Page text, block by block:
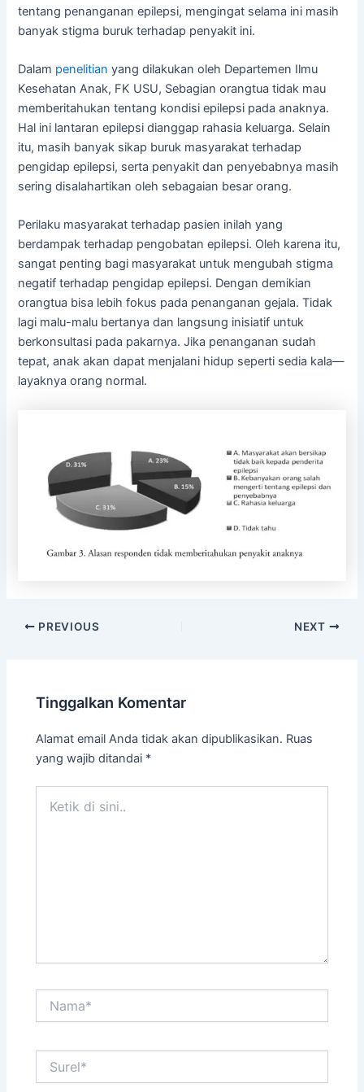
tentang penanganan epilepsi, mengingat selama ini masih
banyak stigma buruk terhadap penyakit ini.
Dalam penelitian yang dilakukan oleh Departemen Ilmu
Kesehatan Anak, FK USU, Sebagian orangtua tidak mau
memberitahukan tentang kondisi epilepsi pada anaknya.
Hal ini lantaran epilepsi dianggap rahasia keluarga. Selain
itu, masih banyak sikap buruk masyarakat terhadap
pengidap epilepsi, serta penyakit dan penyebabnya masih
sering disalahartikan oleh sebagaian besar orang.
Perilaku masyarakat terhadap pasien inilah yang
berdampak terhadap pengobatan epilepsi. Oleh karena itu,
sangat penting bagi masyarakat untuk mengubah stigma
negatif terhadap pengidap epilepsi. Dengan demikian
orangtua bisa lebih fokus pada penanganan gejala. Tidak
lagi malu-malu bertanya dan langsung inisiatif untuk
berkonsultasi pada pakarnya. Jika penanganan sudah
tepat, anak akan dapat menjalani hidup seperti sedia kala—
layaknya orang normal.
PREVIOUS NEXT
Tinggalkan Komentar
Alamat email Anda tidak akan dipublikasikan. Ruas
yang wajib ditandai *